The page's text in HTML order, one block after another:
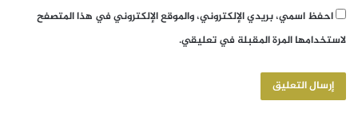
احفظ اسمي، بريدي الإلكتروني، والموقع الإلكتروني في هذا المتصفح
لاستخدامها المرة المقبلة في تعليقي.